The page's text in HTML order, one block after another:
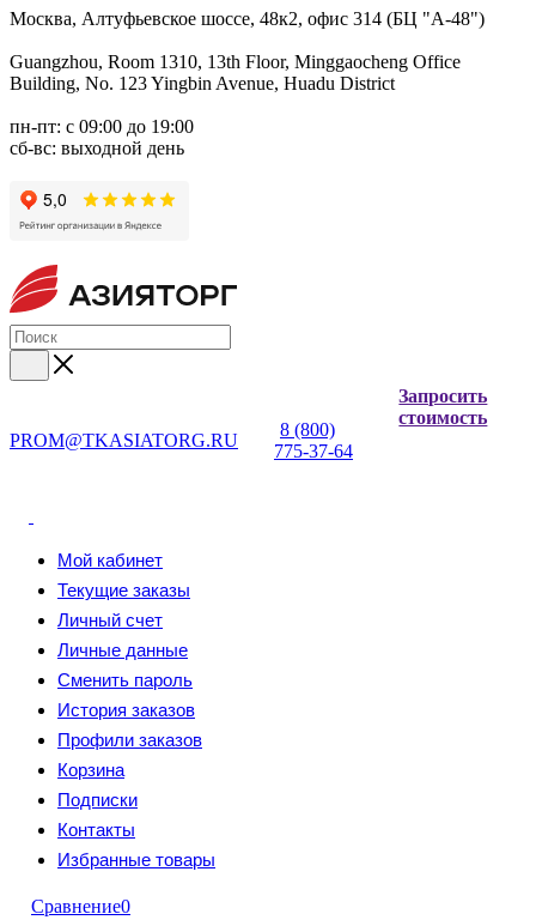
Москва, Алтуфьевское шоссе, 48к2, офис 314 (БЦ "А-48")
Guangzhou, Room 1310, 13th Floor, Minggaocheng Office
Building, No. 123 Yingbin Avenue, Huadu District
пн-пт: с 09:00 до 19:00
сб-вс: выходной день
PROM@TKASIATORG.RU
8 (800)
775-37-64
Запросить
стоимость
Мой кабинет
Текущие заказы
Личный счет
Личные данные
Сменить пароль
История заказов
Профили заказов
Корзина
Подписки
Контакты
Избранные товары
Сравнение0